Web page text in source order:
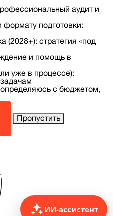
аудит и
подготовки:
(2028+): стратегия «под
и помощь в
уже в процессе):
с бюджетом,
Пропустить
ИИ-ассистент